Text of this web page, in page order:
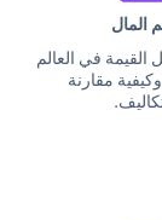
المال
في العالم
مقارنة